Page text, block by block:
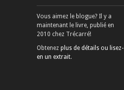
Vous aimez le blogue? Il y a
maintenant le livre, publié en
2010 chez Trécarré!
Obtenez plus de détails ou lisez-
en un extrait.